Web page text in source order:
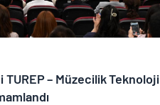
TUREP – Müzecilik Teknoloji